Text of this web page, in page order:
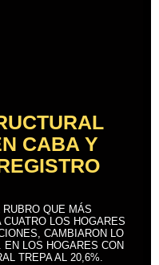
CABA Y
RUBRO QUE MÁS
LOS HOGARES
CAMBIARON LO
LOS HOGARES CON
TREPA AL 20,6%.